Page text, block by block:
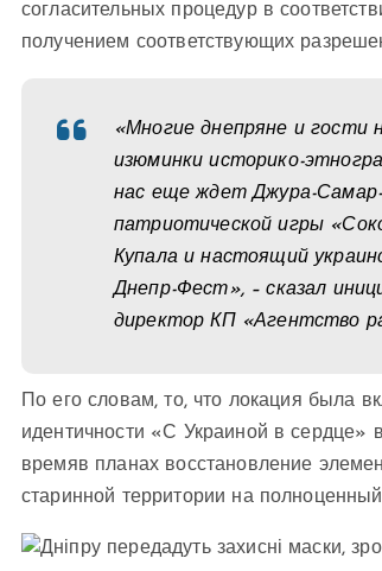
согласительных процедур в
получением соответствующих
«Многие днепряне и гости
изюминки историко-
нас еще ждет Джура-Самар-
патриотической игры
Купала и настоящий
Днепр-Фест», – сказал
директор КП «Агентство
По его словам, то, что локация была
идентичности «С Украиной в сердце»
времяв планах восстановление
старинной территории на